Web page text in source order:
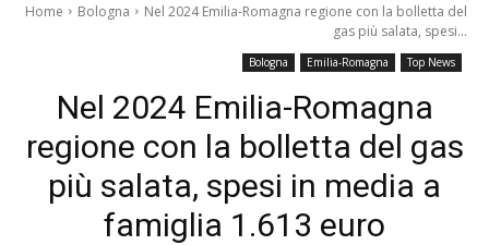
Home Bologna
Nel 2024 Emilia-Romagna regione con la bolletta del
gas più salata, spesi...
Bologna Emilia-Romagna Top News
Nel 2024 Emilia-Romagna
regione con la bolletta del gas
più salata, spesi in media a
famiglia 1.613 euro